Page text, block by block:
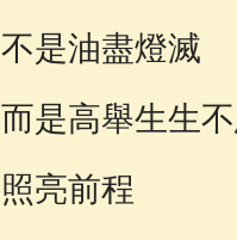
不是油盡燈滅
而是高舉生生
照亮前程